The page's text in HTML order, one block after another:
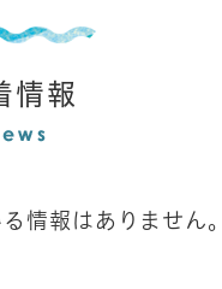
情報
情報はありません。